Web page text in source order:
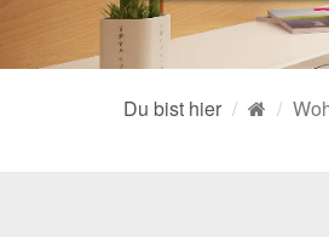
Du bist hier